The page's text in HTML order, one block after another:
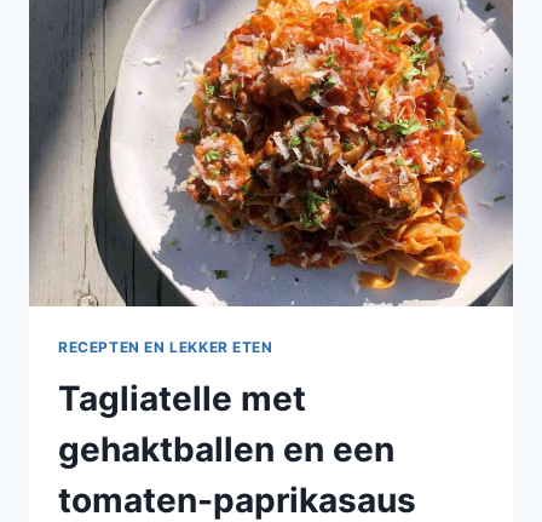
COURGETTE
RECEPTEN EN LEKKER ETEN
Tagliatelle met
gehaktballen en een
tomaten-paprikasaus